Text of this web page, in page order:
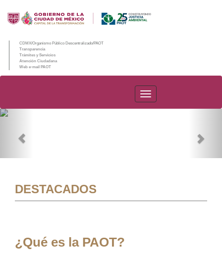
CDMX/Organismo Público Descentralizado/PAOT
Transparencia
Trámites y Servicios
Atención Ciudadana
Web e-mail PAOT
PAOT
DESTACADOS
¿Qué es la PAOT?